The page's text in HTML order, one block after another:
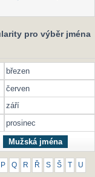
pro výběr jména
březen
červen
září
prosinec
Mužská jména
P Q R Ř S Š U